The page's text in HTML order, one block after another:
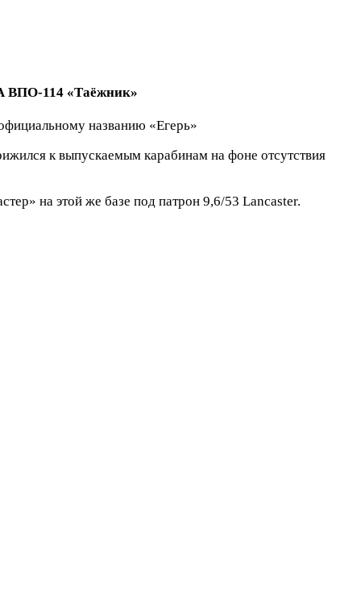
114 «Таёжник»
названию «Егерь»
к выпускаемым карабинам на фоне отсутствия
на этой же базе под патрон 9,6/53 Lancaster.